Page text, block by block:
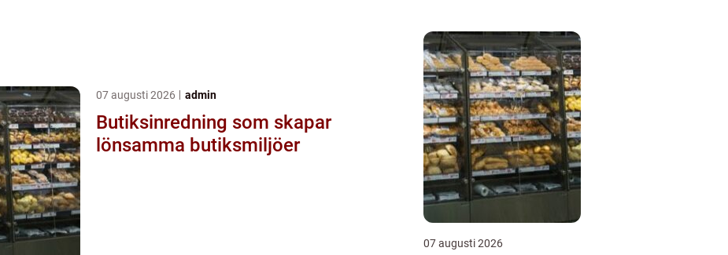
07 augusti 2026 admin
Butiksinredning som skapar
lönsamma butiksmiljöer
07 augusti 2026